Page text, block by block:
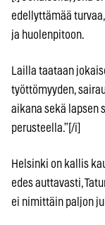
edellyttämää
ja huolenpitoon.
Lailla taataan
työttömyyden,
aikana sekä lapsen
perusteella.”[/i]
Helsinki on kallis
edes auttavasti,
ei nimittäin paljon